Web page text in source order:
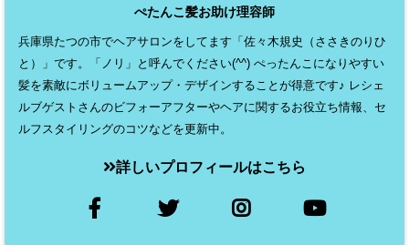
ぺたんこ髪お助け理容師
兵庫県たつの市でヘアサロンをしてます「佐々木規史（ささきのりひ
と）」です。「ノリ」と呼んでください(^^) ぺったんこになりやすい
髪を素敵にボリュームアップ・デザインすることが得意です♪ レシェ
ルブゲストさんのビフォーアフターやヘアに関するお役立ち情報、セ
ルフスタイリングのコツなどを更新中。
詳しいプロフィールはこちら